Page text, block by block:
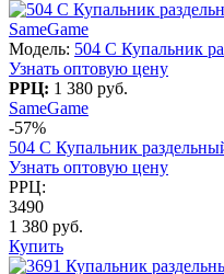
SameGame
Модель: 504 C Купальник
Узнать оптовую цену
РРЦ: 1 380 руб.
SameGame
-57%
504 C Купальник
Узнать оптовую цену
РРЦ:
3490
1 380 руб.
Купить